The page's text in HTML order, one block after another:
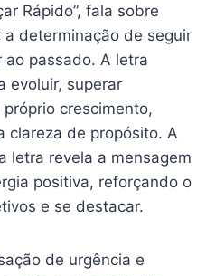
Rápido”, fala sobre
determinação de seguir
passado. A letra
evoluir, superar
crescimento,
clareza de propósito. A
letra revela a mensagem
positiva, reforçando o
e se destacar.
de urgência e